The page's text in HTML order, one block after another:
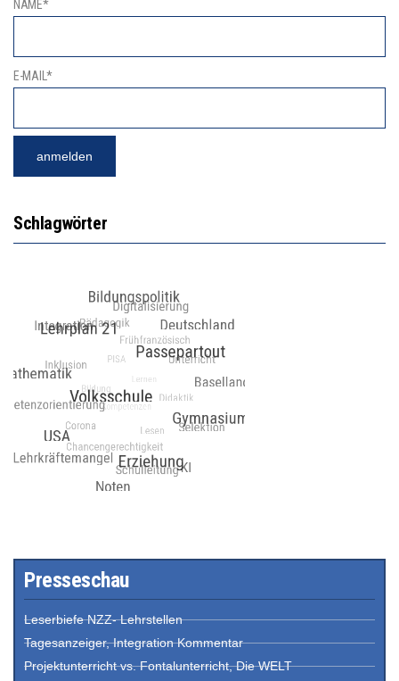
NAME*
E-MAIL*
Schlagwörter
Presseschau
Leserbiefe NZZ- Lehrstellen
Tagesanzeiger, Integration Kommentar
Projektunterricht vs. Fontalunterricht, Die WELT